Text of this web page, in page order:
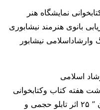
نمایشگاه هنر
بانوی هنرمند نیشابوری
وارشاداسلامی نیشابور
اسلامی
هفته کتاب وکتابخوانی
در نمایشگاه هنرمفهومی “جان جَهان ” ۲۵ اثر تابلو حجمی و